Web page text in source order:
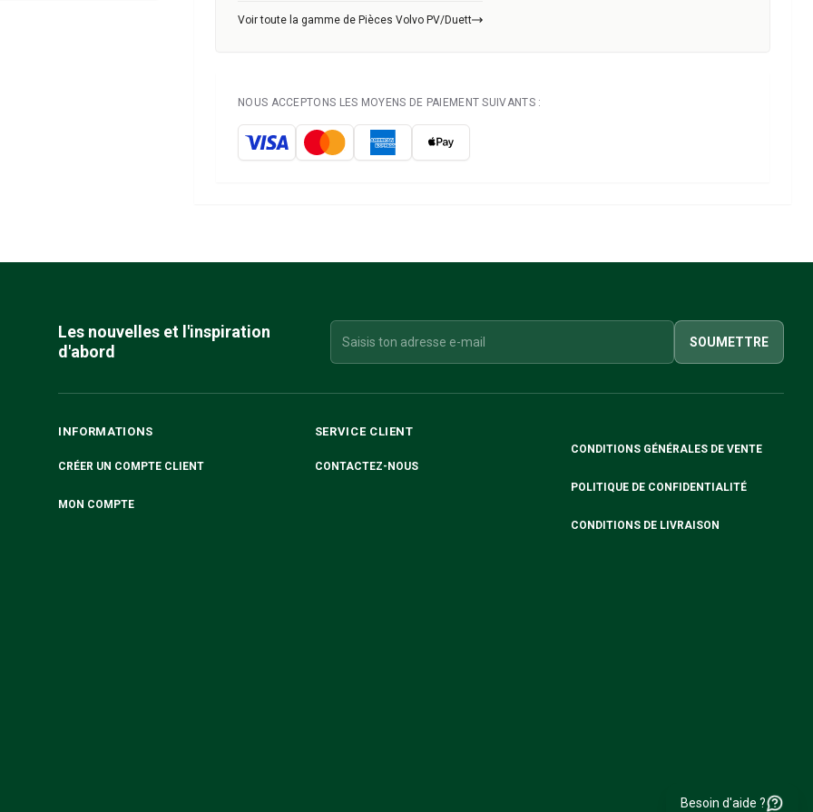
Voir toute la gamme de Pièces Volvo PV/Duett
NOUS ACCEPTONS LES MOYENS DE PAIEMENT SUIVANTS :
Les nouvelles et l'inspiration
d'abord
SOUMETTRE
INFORMATIONS
CRÉER UN COMPTE CLIENT
MON COMPTE
SERVICE CLIENT
CONTACTEZ-NOUS
CONDITIONS GÉNÉRALES DE VENTE
POLITIQUE DE CONFIDENTIALITÉ
CONDITIONS DE LIVRAISON
Besoin d'aide ?